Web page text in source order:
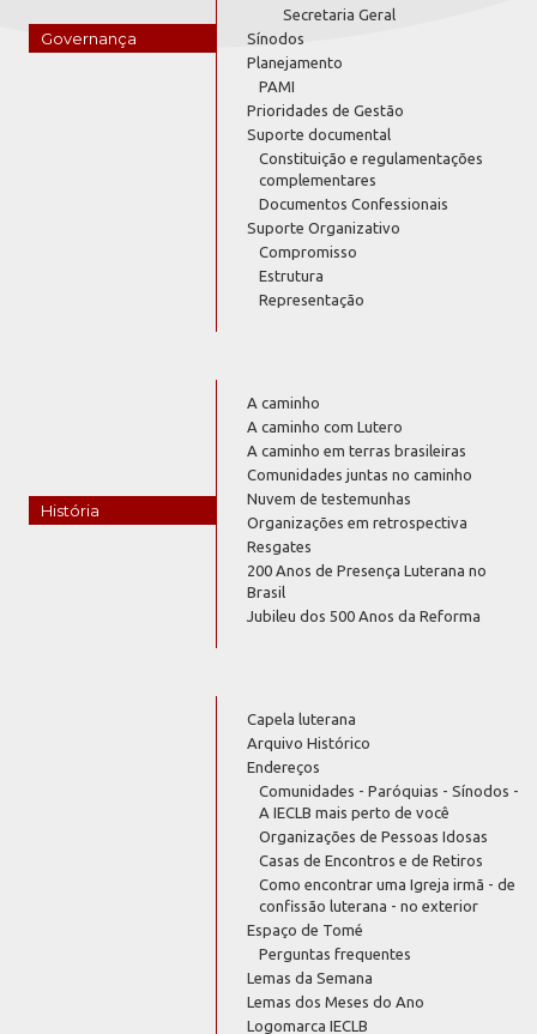
Governança
Secretaria Geral
Sínodos
Planejamento
PAMI
Prioridades de Gestão
Suporte documental
Constituição e regulamentações
complementares
Documentos Confessionais
Suporte Organizativo
Compromisso
Estrutura
Representação
História
A caminho
A caminho com Lutero
A caminho em terras brasileiras
Comunidades juntas no caminho
Nuvem de testemunhas
Organizações em retrospectiva
Resgates
200 Anos de Presença Luterana no
Brasil
Jubileu dos 500 Anos da Reforma
Capela luterana
Arquivo Histórico
Endereços
Comunidades - Paróquias - Sínodos -
A IECLB mais perto de você
Organizações de Pessoas Idosas
Casas de Encontros e de Retiros
Como encontrar uma Igreja irmã - de
confissão luterana - no exterior
Espaço de Tomé
Perguntas frequentes
Lemas da Semana
Lemas dos Meses do Ano
Logomarca IECLB